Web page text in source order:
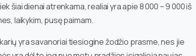
šiai dienai atrenkama, realiai yra apie 8 000 – 9 000 iš
laikykim, pusę paimam.
yra savanoriai tiesiogine žodžio prasme, nes jie